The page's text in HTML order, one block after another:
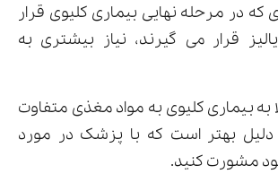
که در مرحله نهایی بیماری کلیوی قرار
قرار می گیرند، نیاز بیشتری به
به بیماری کلیوی به مواد مغذی متفاوت
بهتر است که با پزشک در مورد
مشورت کنید.